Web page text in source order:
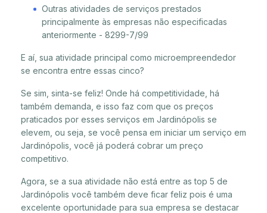
Outras atividades de serviços prestados
principalmente às empresas não especificadas
anteriormente - 8299-7/99
E aí, sua atividade principal como microempreendedor
se encontra entre essas cinco?
Se sim, sinta-se feliz! Onde há competitividade, há
também demanda, e isso faz com que os preços
praticados por esses serviços em Jardinópolis se
elevem, ou seja, se você pensa em iniciar um serviço em
Jardinópolis, você já poderá cobrar um preço
competitivo.
Agora, se a sua atividade não está entre as top 5 de
Jardinópolis você também deve ficar feliz pois é uma
excelente oportunidade para sua empresa se destacar